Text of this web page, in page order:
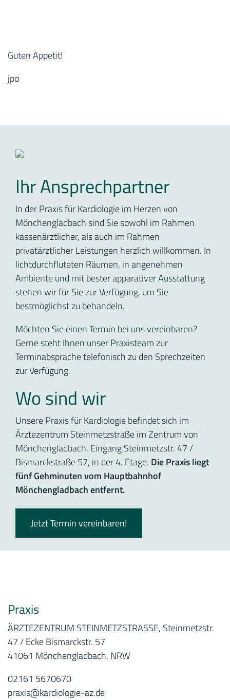
Guten Appetit!
jpo
Ihr Ansprechpartner
In der Praxis für Kardiologie im Herzen von
Mönchengladbach sind Sie sowohl im Rahmen
kassenärztlicher, als auch im Rahmen
privatärztlicher Leistungen herzlich willkommen. In
lichtdurchfluteten Räumen, in angenehmen
Ambiente und mit bester apparativer Ausstattung
stehen wir für Sie zur Verfügung, um Sie
bestmöglichst zu behandeln.
Möchten Sie einen Termin bei uns vereinbaren?
Gerne steht Ihnen unser Praxisteam zur
Terminabsprache telefonisch zu den Sprechzeiten
zur Verfügung.
Wo sind wir
Unsere Praxis für Kardiologie befindet sich im
Ärztezentrum Steinmetzstraße im Zentrum von
Mönchengladbach, Eingang Steinmetzstr. 47 /
Bismarckstraße 57, in der 4. Etage. Die Praxis liegt
fünf Gehminuten vom Hauptbahnhof
Mönchengladbach entfernt.
Jetzt Termin vereinbaren!
Praxis
ÄRZTEZENTRUM STEINMETZSTRASSE, Steinmetzstr.
47 / Ecke Bismarckstr. 57
41061 Mönchengladbach, NRW
02161 5670670
praxis@kardiologie-az.de